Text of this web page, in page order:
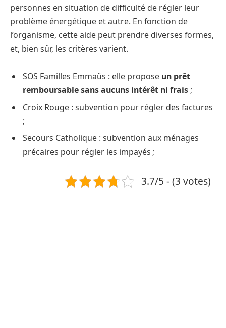
personnes en situation de difficulté de régler leur
problème énergétique et autre. En fonction de
l’organisme, cette aide peut prendre diverses formes,
et, bien sûr, les critères varient.
SOS Familles Emmaüs : elle propose un prêt
remboursable sans aucuns intérêt ni frais ;
Croix Rouge : subvention pour régler des factures
;
Secours Catholique : subvention aux ménages
précaires pour régler les impayés ;
3.7/5 - (3 votes)